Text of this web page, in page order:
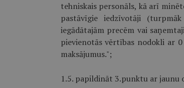
tehniskais personāls, kā arī
pastāvīgie iedzīvotāji
iegādātajām precēm vai
pievienotās vērtības nodokli ar
maksājumus.";
1.5. papildināt 3.punktu ar jaunu